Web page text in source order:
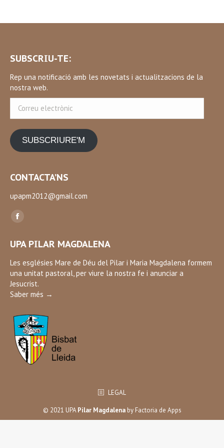
SUBSCRIU-TE:
Rep una notificació amb les novetats i actualitzacions de la
nostra web.
electrònic
SUBSCRIURE'M
CONTACTA’NS
upapm2012@gmail.com
Find us on:
Facebook
opens
in
new
window
UPA PILAR MAGDALENA
Les esglésies Mare de Déu del Pilar i Maria Magdalena formem
una unitat pastoral, per viure la nostra fe i anunciar a
Jesucrist.
Saber més →
LEGAL
© 2021 UPAPilar Magdalenaby Factoria de Apps